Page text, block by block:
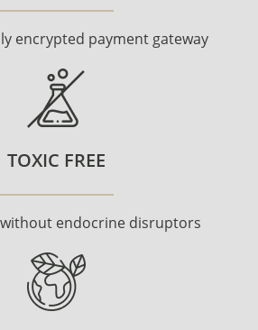
encrypted payment gateway
TOXIC FREE
endocrine disruptors